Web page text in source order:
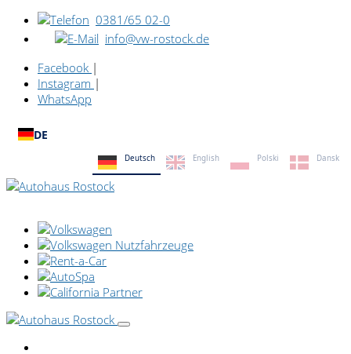
0381/65 02-0
info@vw-rostock.de
Facebook |
Instagram |
WhatsApp
DE
Deutsch English Polski Dansk